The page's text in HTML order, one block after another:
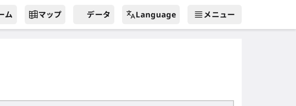
ム マップ データ Language メニュー